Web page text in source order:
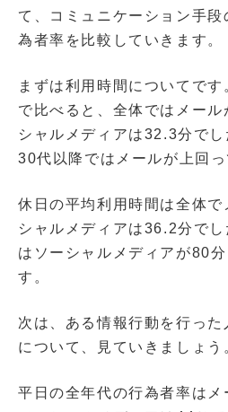
て、コミュニケーション手
為者率を比較していきます。
まずは利用時間についてで
で比べると、全体ではメー
シャルメディアは32.3分でし
30代以降ではメールが上回っ
休日の平均利用時間は全体
シャルメディアは36.2分で
はソーシャルメディアが80
す。
次は、ある情報行動を行った
について、見ていきましょう
平日の全年代の行為者率は